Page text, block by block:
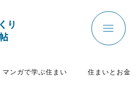
マンガで学ぶ住まい 住まいとお金